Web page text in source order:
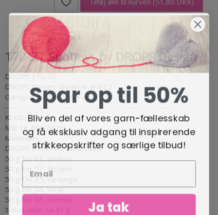
170-37 Spotless by DROPS Design
DROPS 170-37
DROPS Design: Model nr w-612
Garngruppe C eller A + A
----------------------------------------------------------
KLUD:
Mål: ca 24 x 24 cm.
Materialer:
DROPS PARIS fra Garnstudio
50 g f.nr 01, abrikos
50 g f.nr 27, fersken
50 g f.nr 35, vaniljegul
50 g f.nr 38, koral
50 g f.nr 41, sennep
1 klud vejer ca 47 g.
Spar op til 50%
Bliv en del af vores garn-fællesskab
og få eksklusiv adgang til inspirerende
strikkeopskrifter og særlige tilbud!
Ja tak